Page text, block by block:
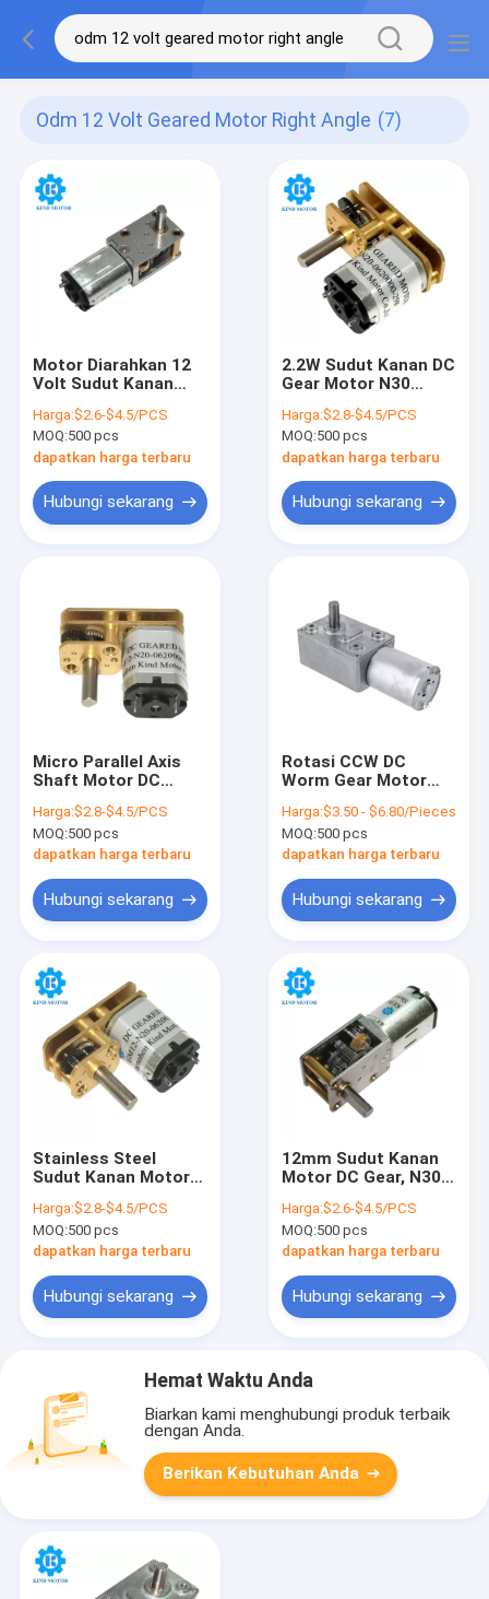
Odm 12 Volt Geared Motor Right Angle (7)
Motor Diarahkan 12
Volt Sudut Kanan
Daya Output 2.1W
Harga:$2.6-$4.5/PCS
MOQ:500 pcs
dapatkan harga terbaru
Hubungi sekarang
2.2W Sudut Kanan DC
Gear Motor N30
Harga:$2.8-$4.5/PCS
MOQ:500 pcs
dapatkan harga terbaru
Hubungi sekarang
Micro Parallel Axis
Shaft Motor DC
Peredam Sudut
Kanan 2.2W
Harga:$2.8-$4.5/PCS
MOQ:500 pcs
dapatkan harga terbaru
Hubungi sekarang
Rotasi CCW DC
Worm Gear Motor
Ukuran 46 * 32mm
Harga:$3.50 - $6.80/Pieces
MOQ:500 pcs
dapatkan harga terbaru
Hubungi sekarang
Stainless Steel
Sudut Kanan Motor
Stall Torque Carbon
Brushed
Harga:$2.8-$4.5/PCS
MOQ:500 pcs
dapatkan harga terbaru
Hubungi sekarang
12mm Sudut Kanan
Motor DC Gear, N30
Motor 3.1A
Harga:$2.6-$4.5/PCS
MOQ:500 pcs
dapatkan harga terbaru
Hubungi sekarang
Hemat Waktu Anda
Biarkan kami menghubungi produk terbaik
dengan Anda.
Berikan Kebutuhan Anda